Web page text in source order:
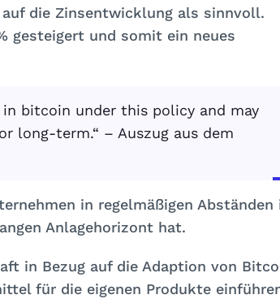
die Zinsentwicklung als sinnvoll.
gesteigert und somit ein neues
in bitcoin under this policy and may
long-term.“ – Auszug aus dem
in regelmäßigen Abständen
Anlagehorizont hat.
in Bezug auf die Adaption von
für die eigenen Produkte